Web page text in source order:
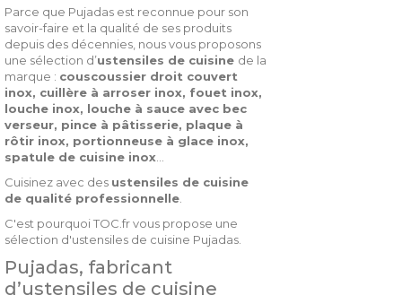
Parce que Pujadas est reconnue pour son
savoir-faire et la qualité de ses produits
depuis des décennies, nous vous proposons
une sélection d’ustensiles de cuisine de la
marque : couscoussier droit couvert
inox, cuillère à arroser inox, fouet inox,
louche inox, louche à sauce avec bec
verseur, pince à pâtisserie, plaque à
rôtir inox, portionneuse à glace inox,
spatule de cuisine inox
Cuisinez avec des ustensiles de cuisine
de qualité professionnelle
C'est pourquoi TOC.fr vous propose une
sélection d'ustensiles de cuisine Pujadas.
Pujadas, fabricant
d’ustensiles de cuisine